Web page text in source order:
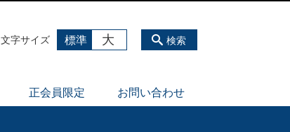
正会員限定 お問い合わせ
検索
文字サイズ 標準 大